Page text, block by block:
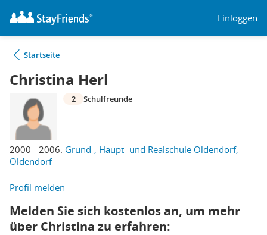
Einloggen
Startseite
Christina Herl
2000 - 2006: Grund-, Haupt- und Realschule Oldendorf,
Oldendorf
2 Schulfreunde
Profil melden
Melden Sie sich kostenlos an, um mehr
über Christina zu erfahren: